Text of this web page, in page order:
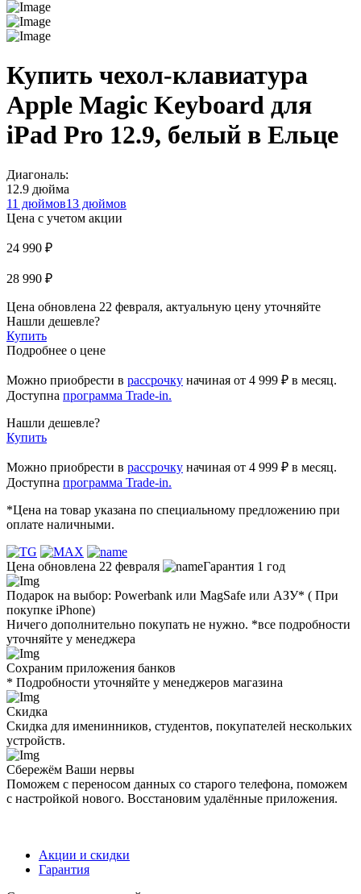
Купить чехол-клавиатура
Apple Magic Keyboard для
iPad Pro 12.9, белый в Ельце
Диагональ:
12.9 дюйма
11 дюймов13 дюймов
Цена с учетом акции
24 990 ₽
28 990 ₽
Цена обновлена 22 февраля, актуальную цену уточняйте
Нашли дешевле?
Купить
Подробнее о цене
Можно приобрести в рассрочку начиная от 4 999 ₽ в месяц.
Доступна программа Trade-in.
Нашли дешевле?
Купить
Можно приобрести в рассрочку начиная от 4 999 ₽ в месяц.
Доступна программа Trade-in.
*Цена на товар указана по специальному предложению при
оплате наличными.
Цена обновлена 22 февраля Гарантия 1 год
Подарок на выбор: Powerbank или MagSafe или AЗУ* ( При
покупке iPhone)
Ничего дополнительно покупать не нужно. *все подробности
уточняйте у менеджера
Сохраним приложения банков
* Подробности уточняйте у менеджеров магазина
Скидка
Скидка для именинников, студентов, покупателей нескольких
устройств.
Сбережём Ваши нервы
Поможем с переносом данных со старого телефона, поможем
с настройкой нового. Восстановим удалённые приложения.
Акции и скидки
Гарантия